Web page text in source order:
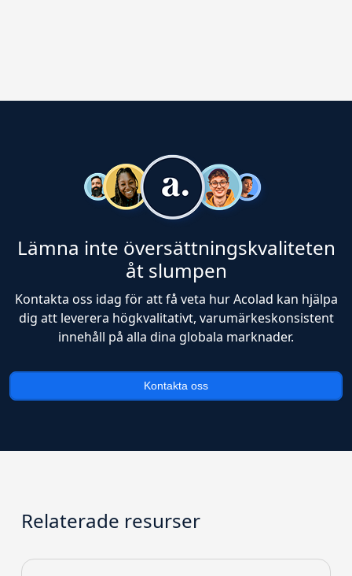
Lämna inte översättningskvaliteten
åt slumpen
Kontakta oss idag för att få veta hur Acolad kan hjälpa
dig att leverera högkvalitativt, varumärkeskonsistent
innehåll på alla dina globala marknader.
Kontakta oss
Relaterade resurser